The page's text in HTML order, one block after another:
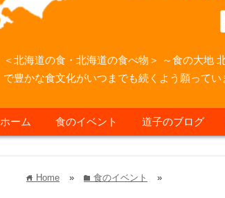
＜北海道の食・北海道の食べ物＞ ～食の大地
で豊かな食文化がいつまでも続くよう願っ
ホーム 食のイベント 道子のブログ
home Home » folder 食のイベント »